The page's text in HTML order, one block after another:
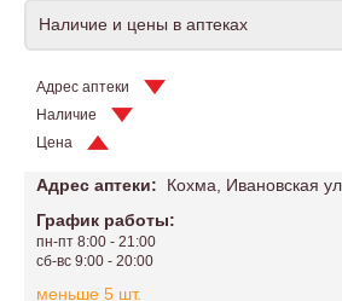
Наличие и цены в аптеках
Адрес аптеки
Наличие
Цена
Адрес аптеки:
Кохма, Ивановская
График работы:
пн-пт 8:00 - 21:00
сб-вс 9:00 - 20:00
меньше 5 шт.